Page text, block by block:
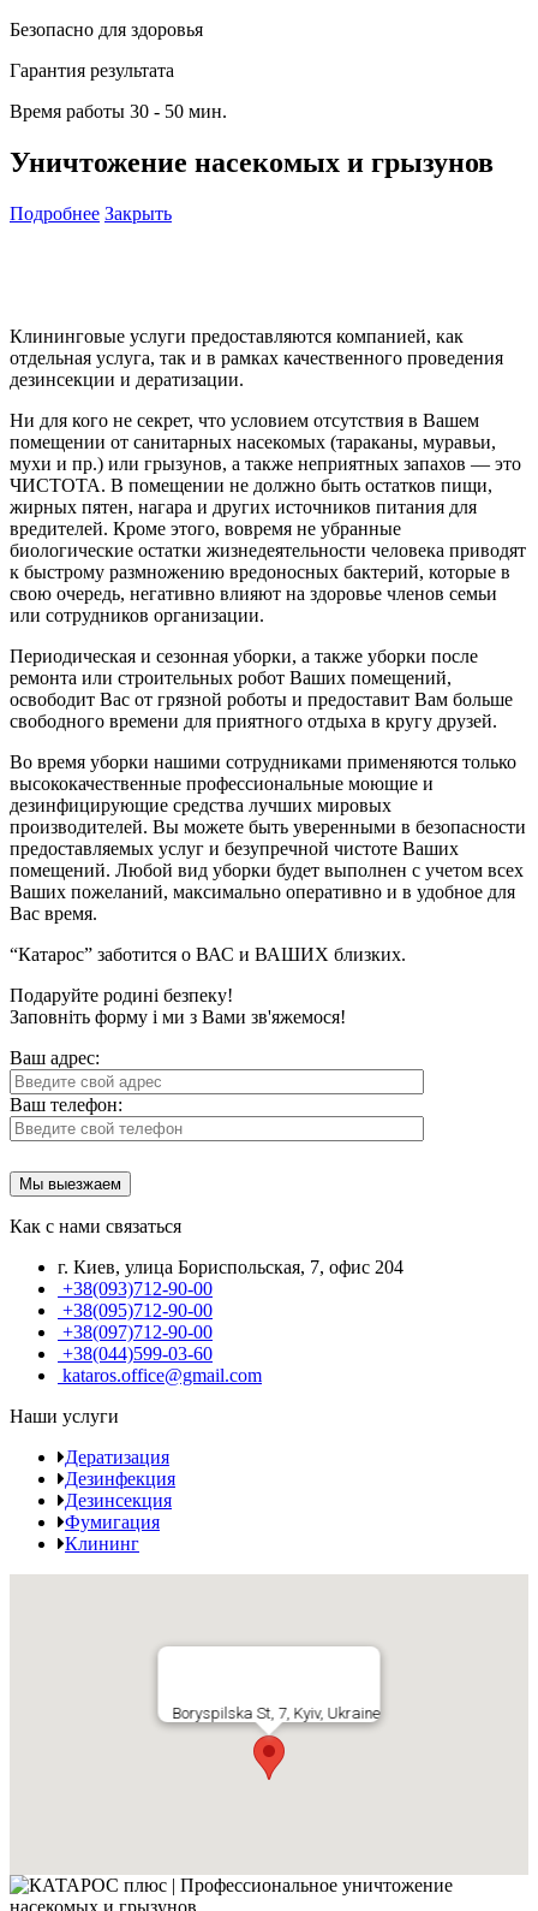
Безопасно для здоровья
Гарантия результата
Время работы 30 - 50 мин.
Уничтожение насекомых и грызунов
Подробнее Закрыть
Клининговые услуги предоставляются компанией, как
отдельная услуга, так и в рамках качественного проведения
дезинсекции и дератизации.
Ни для кого не секрет, что условием отсутствия в Вашем
помещении от санитарных насекомых (тараканы, муравьи,
мухи и пр.) или грызунов, а также неприятных запахов — это
ЧИСТОТА. В помещении не должно быть остатков пищи,
жирных пятен, нагара и других источников питания для
вредителей. Кроме этого, вовремя не убранные
биологические остатки жизнедеятельности человека приводят
к быстрому размножению вредоносных бактерий, которые в
свою очередь, негативно влияют на здоровье членов семьи
или сотрудников организации.
Периодическая и сезонная уборки, а также уборки после
ремонта или строительных робот Ваших помещений,
освободит Вас от грязной роботы и предоставит Вам больше
свободного времени для приятного отдыха в кругу друзей.
Во время уборки нашими сотрудниками применяются только
высококачественные профессиональные моющие и
дезинфицирующие средства лучших мировых
производителей. Вы можете быть уверенными в безопасности
предоставляемых услуг и безупречной чистоте Ваших
помещений. Любой вид уборки будет выполнен с учетом всех
Ваших пожеланий, максимально оперативно и в удобное для
Вас время.
“Катарос” заботится о ВАС и ВАШИХ близких.
Подаруйте родині безпеку!
Заповніть форму і ми з Вами зв'яжемося!
Ваш адрес:
Ваш телефон:
Как с нами связаться
г. Киев, улица Бориспольская, 7, офис 204
+38(093)712-90-00
+38(095)712-90-00
+38(097)712-90-00
+38(044)599-03-60
kataros.office@gmail.com
Наши услуги
Дератизация
Дезинфекция
Дезинсекция
Фумигация
Клининг
Boryspilska St, 7, Kyiv, Ukraine